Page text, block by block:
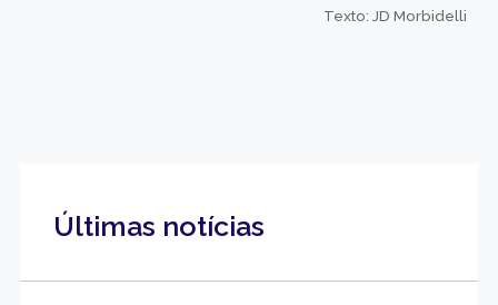
Texto: JD Morbidelli
Últimas notícias